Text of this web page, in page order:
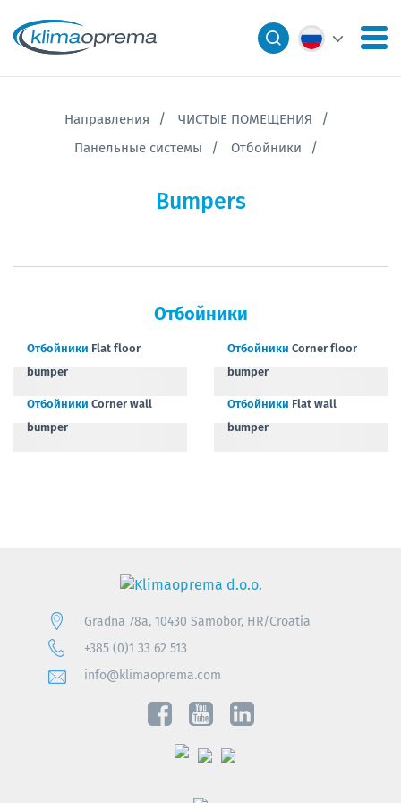
Направления
ЧИСТЫЕ ПОМЕЩЕНИЯ
Панельные системы
Отбойники
Bumpers
Отбойники
Отбойники Flat floor
bumper
Отбойники Corner floor
bumper
Отбойники Corner wall
bumper
Отбойники Flat wall
bumper
Gradna 78a, 10430 Samobor, HR/Croatia
+385 (0)1 33 62 513
info@klimaoprema.com